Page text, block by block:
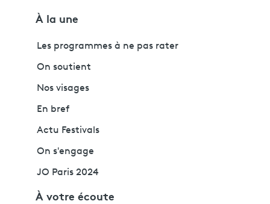
À la une
Les programmes à ne pas rater
On soutient
Nos visages
En bref
Actu Festivals
On s'engage
JO Paris 2024
À votre écoute